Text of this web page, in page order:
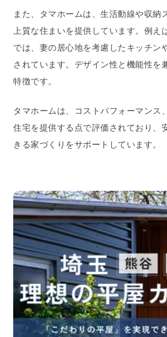
また、タマホームは、生活動線や収納
上質な住まいを提供しています。例え
では、妻の居心地を考慮したキッチン
されています。デザイン性と機能性を
特徴です。
タマホームは、コストパフォーマンス
住宅を提供する点で評価されており、
きる家づくりをサポートしています。